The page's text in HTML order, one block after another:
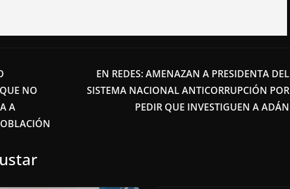
NO
A
EN REDES: AMENAZAN A PRESIDENTA DEL
SISTEMA NACIONAL ANTICORRUPCIÓN POR
PEDIR QUE INVESTIGUEN A ADÁN